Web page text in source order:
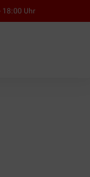
18:00 Uhr